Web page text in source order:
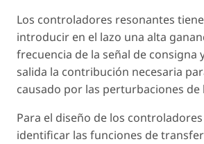
Los controladores resonantes
introducir en el lazo una alta
frecuencia de la señal de consigna
salida la contribución necesaria
causado por las perturbaciones de
Para el diseño de los
identificar las funciones de